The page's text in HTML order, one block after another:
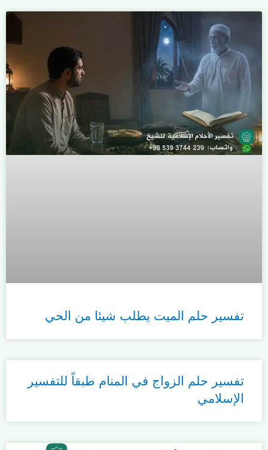
تفسير حلم الميت يطلب شيئا من الحي
تفسير حلم الزواج في المنام طبقاً للتفسير
الإسلامي